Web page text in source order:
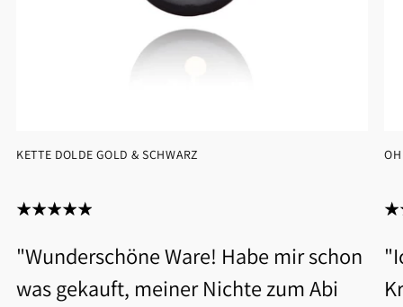
"Wunderschöne Ware! Habe mir schon
was gekauft, meiner Nichte zum Abi
KETTE DOLDE GOLD & SCHWARZ